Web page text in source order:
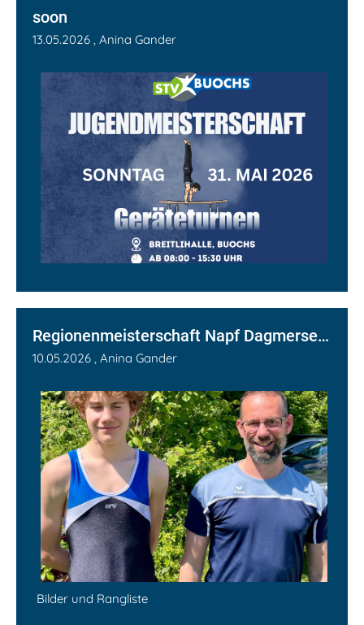
soon
13.05.2026 , Anina Gander
Regionenmeisterschaft Napf Dagmersellen
10.05.2026 , Anina Gander
Bilder und Rangliste